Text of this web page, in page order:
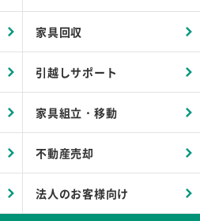
家具回収
引越しサポート
家具組立・移動
不動産売却
法人のお客様向け